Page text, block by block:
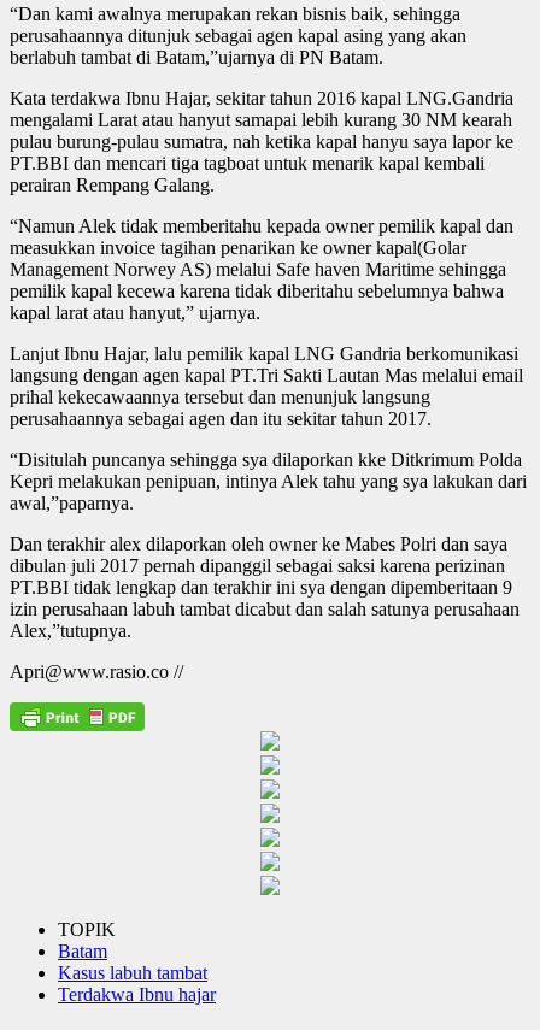
“Dan kami awalnya merupakan rekan bisnis baik, sehingga
perusahaannya ditunjuk sebagai agen kapal asing yang akan
berlabuh tambat di Batam,”ujarnya di PN Batam.
Kata terdakwa Ibnu Hajar, sekitar tahun 2016 kapal LNG.Gandria
mengalami Larat atau hanyut samapai lebih kurang 30 NM kearah
pulau burung-pulau sumatra, nah ketika kapal hanyu saya lapor ke
PT.BBI dan mencari tiga tagboat untuk menarik kapal kembali
perairan Rempang Galang.
“Namun Alek tidak memberitahu kepada owner pemilik kapal dan
measukkan invoice tagihan penarikan ke owner kapal(Golar
Management Norwey AS) melalui Safe haven Maritime sehingga
pemilik kapal kecewa karena tidak diberitahu sebelumnya bahwa
kapal larat atau hanyut,” ujarnya.
Lanjut Ibnu Hajar, lalu pemilik kapal LNG Gandria berkomunikasi
langsung dengan agen kapal PT.Tri Sakti Lautan Mas melalui email
prihal kekecawaannya tersebut dan menunjuk langsung
perusahaannya sebagai agen dan itu sekitar tahun 2017.
“Disitulah puncanya sehingga sya dilaporkan kke Ditkrimum Polda
Kepri melakukan penipuan, intinya Alek tahu yang sya lakukan dari
awal,”paparnya.
Dan terakhir alex dilaporkan oleh owner ke Mabes Polri dan saya
dibulan juli 2017 pernah dipanggil sebagai saksi karena perizinan
PT.BBI tidak lengkap dan terakhir ini sya dengan dipemberitaan 9
izin perusahaan labuh tambat dicabut dan salah satunya perusahaan
Alex,”tutupnya.
Apri@www.rasio.co //
TOPIK
Batam
Kasus labuh tambat
Terdakwa Ibnu hajar